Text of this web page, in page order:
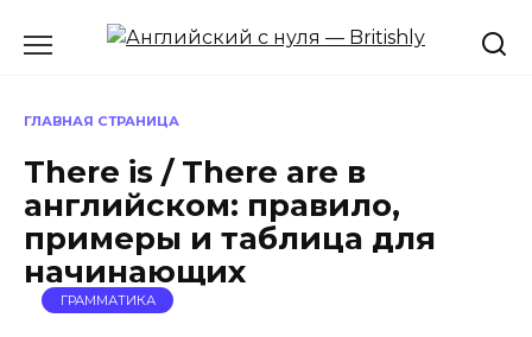
ГЛАВНАЯ СТРАНИЦА
There is / There are в
английском: правило,
примеры и таблица для
начинающих
ГРАММАТИКА